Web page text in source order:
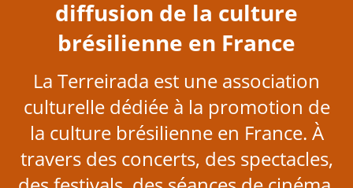
diffusion de la culture
brésilienne en France
La Terreirada est une association
culturelle dédiée à la promotion de
la culture brésilienne en France. À
travers des concerts, des spectacles,